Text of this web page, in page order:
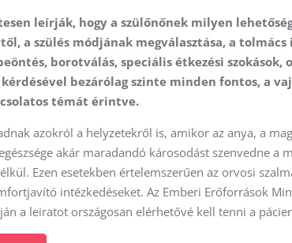
leírják, hogy a szülőnőnek milyen
a szülés módjának megválasztása, a tolmács
borotválás, speciális étkezési szokások,
bezárólag szinte minden fontos, a
témát érintve.
azokról a helyzetekről is, amikor az anya, a
akár maradandó károsodást szenvedne a
Ezen esetekben értelemszerűen az orvosi
intézkedéseket. Az Emberi Erőforrások
a leiratot országosan elérhetővé kell tenni a